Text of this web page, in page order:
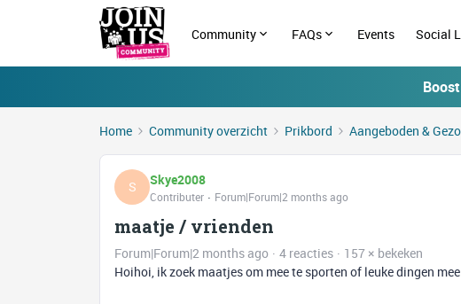
Community FAQs Events Social
Home Community overzicht Prikbord Aangeboden &
S Skye2008
Contributer Forum|Forum|2 months ago
maatje / vrienden
Forum|Forum|2 months ago 4 reacties
157 × bekeken
Hoihoi, ik zoek maatjes om mee te sporten of leuke dingen